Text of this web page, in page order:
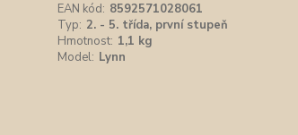
EAN kód: 8592571028061
Typ: 2. - 5. třída, první stupeň
Hmotnost: 1,1 kg
Model: Lynn